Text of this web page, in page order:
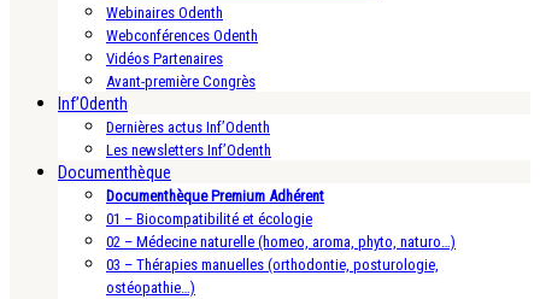
Webinaires Odenth
Webconférences Odenth
Vidéos Partenaires
Avant-première Congrès
Inf’Odenth
Dernières actus Inf’Odenth
Les newsletters Inf’Odenth
Documenthèque
Documenthèque Premium Adhérent
01 – Biocompatibilité et écologie
02 – Médecine naturelle (homeo, aroma, phyto, naturo…)
03 – Thérapies manuelles (orthodontie, posturologie,
ostéopathie…)